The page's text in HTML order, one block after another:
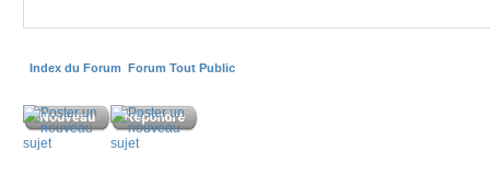
Index du Forum Forum Tout Public